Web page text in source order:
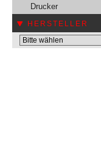
Drucker
HERSTELLER